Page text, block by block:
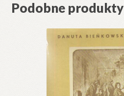
Podobne produkty